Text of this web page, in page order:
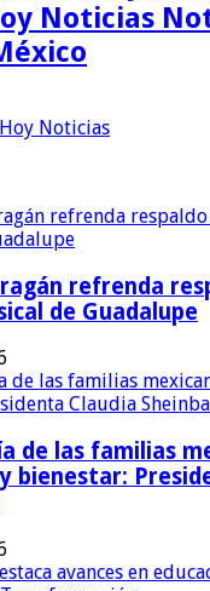
Noticias
refrenda
de Guadalupe
de las familias
bienestar: